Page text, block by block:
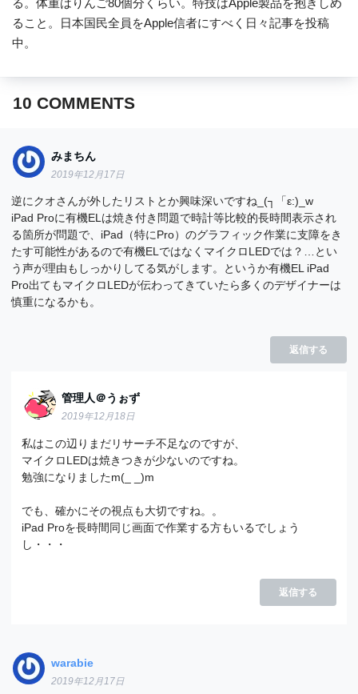
る。体重はりんご80個分くらい。特技はApple製品を抱きしめ
ること。日本国民全員をApple信者にすべく日々記事を投稿
中。
10 COMMENTS
みまちん
2019年12月17日
逆にクオさんが外したリストとか興味深いですね_(┐「ε:)_w
iPad Proに有機ELは焼き付き問題で時計等比較的長時間表示され
る箇所が問題で、iPad（特にPro）のグラフィック作業に支障をき
たす可能性があるので有機ELではなくマイクロLEDでは？…とい
う声が理由もしっかりしてる気がします。というか有機EL iPad
Pro出てもマイクロLEDが伝わってきていたら多くのデザイナーは
慎重になるかも。
返信する
管理人＠うぉず
2019年12月18日
私はこの辺りまだリサーチ不足なのですが、
マイクロLEDは焼きつきが少ないのですね。
勉強になりましたm(_ _)m
でも、確かにその視点も大切ですね。。
iPad Proを長時間同じ画面で作業する方もいるでしょう
し・・・
返信する
warabie
2019年12月17日